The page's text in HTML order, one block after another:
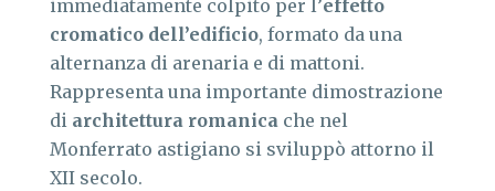
immediatamente colpito per l’effetto
cromatico dell’edificio, formato da una
alternanza di arenaria e di mattoni.
Rappresenta una importante dimostrazione
di architettura romanica che nel
Monferrato astigiano si sviluppò attorno il
XII secolo.